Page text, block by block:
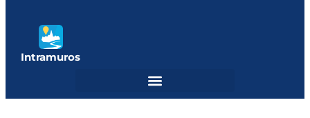
Intramuros